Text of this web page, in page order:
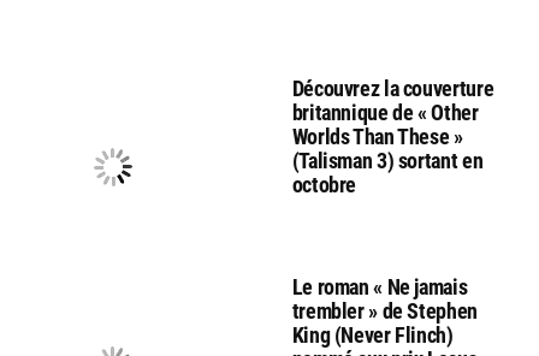
Découvrez la couverture
britannique de « Other
Worlds Than These »
(Talisman 3) sortant en
octobre
Le roman « Ne jamais
trembler » de Stephen
King (Never Flinch)